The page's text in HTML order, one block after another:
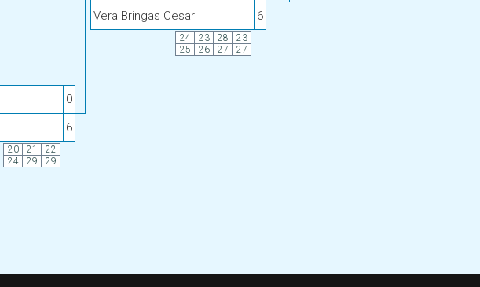
Vera Bringas Cesar
6
24 23 28
23
25
26 27 27
0
6
20 21
22
24
29 29